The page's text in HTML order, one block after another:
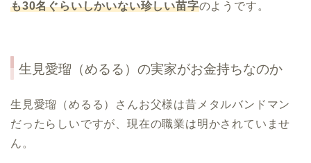
も30名ぐらいしかいない珍しい苗字のようです。
生見愛瑠（めるる）の実家がお金持ちなのか
生見愛瑠（めるる）さんお父様は昔メタルバンドマン
だったらしいですが、現在の職業は明かされていませ
ん。